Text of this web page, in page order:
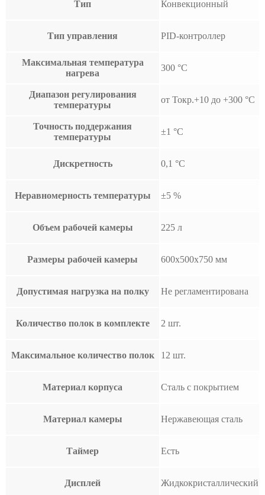
Тип Конвекционный
Тип управления PID-контроллер
Максимальная температура
нагрева
300 °С
Диапазон регулирования
температуры
от Токр.+10 до +300 °С
Точность поддержания
температуры
±1 °С
Дискретность 0,1 °С
Неравномерность температуры ±5 %
Объем рабочей камеры 225 л
Размеры рабочей камеры 600х500х750 мм
Допустимая нагрузка на полку Не регламентирована
Количество полок в комплекте 2 шт.
Максимальное количество полок 12 шт.
Материал корпуса Сталь с покрытием
Материал камеры Нержавеющая сталь
Таймер Есть
Дисплей Жидкокристаллический